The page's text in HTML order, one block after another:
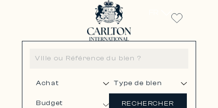
Budget RECHERCHER